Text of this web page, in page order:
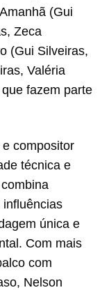
(Gui
Zeca
(Gui Silveiras,
Valéria
fazem parte
compositor
técnica e
única e
Com mais
com
Nelson